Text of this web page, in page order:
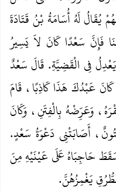
لَهُ أُسَامَةُ بْنُ قَتَادَةَ
فَإِنَّ سَعْدًا كَانَ لاَ يَسِيرُ
فِي الْقَضِيَّةِ‏.‏ قَالَ سَعْدٌ
عَبْدُكَ هَذَا كَاذِبًا، قَامَ
وَعَرِّضْهُ بِالْفِتَنِ، وَكَانَ
أَصَابَتْنِي دَعْوَةُ سَعْدٍ‏.‏
حَاجِبَاهُ عَلَى عَيْنَيْهِ مِنَ
يَغْمِزُهُنَّ‏.‏